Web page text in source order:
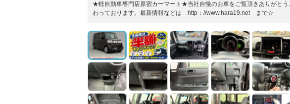
★軽自動車専門店原宿カーマート★当社自慢のお車をご覧頂きありがと
わっております。最新情報などは http：//www.hara19.net まで☆